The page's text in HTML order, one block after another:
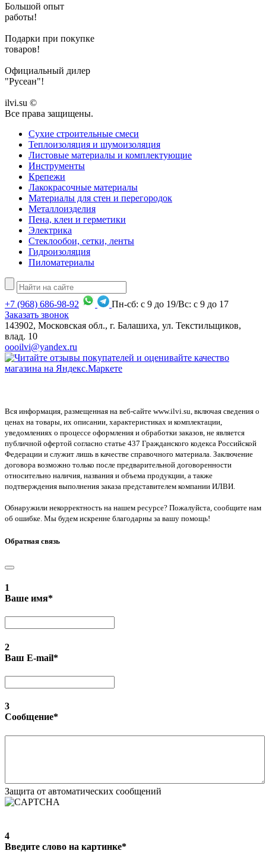
Большой опыт
работы!
Подарки при покупке
товаров!
Официальный дилер
"Русеан"!
ilvi.su ©
Все права защищены.
Сухие строительные смеси
Теплоизоляция и шумоизоляция
Листовые материалы и комплектующие
Инструменты
Крепежи
Лакокрасочные материалы
Материалы для стен и перегородок
Металлоизделия
Пена, клеи и герметики
Электрика
Стеклообои, сетки, ленты
Гидроизоляция
Пиломатериалы
+7 (968) 686-98-92
Пн-сб: с 9 до 19/Вс: с 9 до 17
Заказать звонок
143902, Московская обл., г. Балашиха, ул. Текстильщиков,
влад. 10
oooilvi@yandex.ru
Вся информация, размещенная на веб-сайте www.ilvi.su, включая сведения о
ценах на товары, их описании, характеристиках и комплектации,
уведомлениях о процессе оформления и обработки заказов, не является
публичной офертой согласно статье 437 Гражданского кодекса Российской
Федерации и служит лишь в качестве справочного материала. Заключение
договора возможно только после предварительной договоренности
относительно наличия, названия и объема продукции, а также
подтверждения выполнения заказа представителем компании ИЛВИ.
Обнаружили некорректность на нашем ресурсе? Пожалуйста, сообщите нам
об ошибке. Мы будем искренне благодарны за вашу помощь!
Обратная связь
1
Ваше имя*
2
Ваш E-mail*
3
Сообщение*
Защита от автоматических сообщений
4
Введите слово на картинке*